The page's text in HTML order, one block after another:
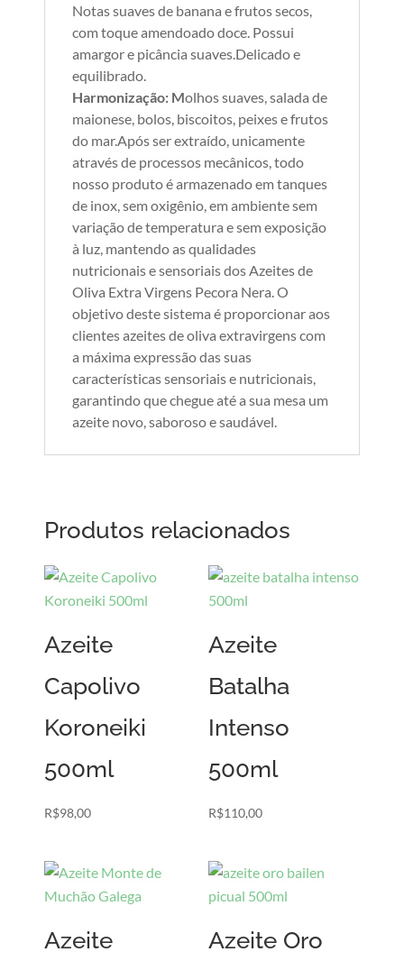
Notas suaves de banana e frutos secos,
com toque amendoado doce. Possui
amargor e picância suaves.Delicado e
equilibrado.
Harmonização: Molhos suaves, salada de
maionese, bolos, biscoitos, peixes e frutos
do mar.Após ser extraído, unicamente
através de processos mecânicos, todo
nosso produto é armazenado em tanques
de inox, sem oxigênio, em ambiente sem
variação de temperatura e sem exposição
à luz, mantendo as qualidades
nutricionais e sensoriais dos Azeites de
Oliva Extra Virgens Pecora Nera. O
objetivo deste sistema é proporcionar aos
clientes azeites de oliva extravirgens com
a máxima expressão das suas
características sensoriais e nutricionais,
garantindo que chegue até a sua mesa um
azeite novo, saboroso e saudável.
Produtos relacionados
Azeite
Capolivo
Koroneiki
500ml
R$98,00
Azeite
Batalha
Intenso
500ml
R$110,00
Azeite
Azeite Oro